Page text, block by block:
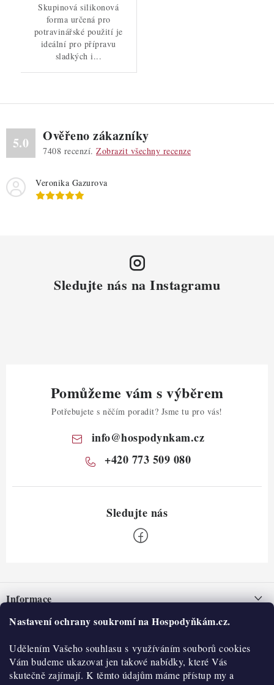
Nastavení ochrany soukromí na Hospodyňkám.cz.
Udělením Vašeho souhlasu s využíváním souborů cookies
Vám budeme ukazovat jen takové nabídky, které Vás
skutečně zajímají. K těmto údajům máme přístup my a
Skupinová silikonová
forma určená pro
potravinářské použití je
ideální pro přípravu
sladkých i...
5.0 Ověřeno zákazníky
7408 recenzí. Zobrazit všechny recenze
Veronika Gazurova
Sledujte nás na Instagramu
Pomůžeme vám s výběrem
Potřebujete s něčím poradit? Jsme tu pro vás!
info@hospodynkam.cz
+420 773 509 080
pInformace
Nepřevzetí zásilky na dobírku
Obchodní podmínky
Hodnocení obchodu
O nás
Historie
O nákupu